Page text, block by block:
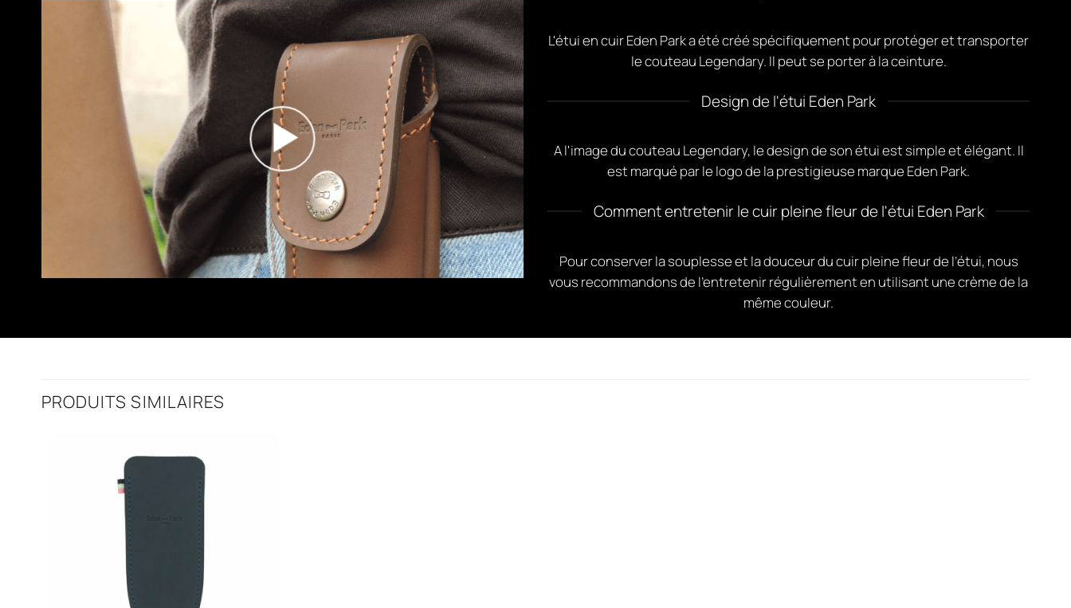
L'étui en cuir Eden Park a été créé spécifiquement pour protéger et transporter
le couteau Legendary. Il peut se porter à la ceinture.
Design de l'étui Eden Park
A l'image du couteau Legendary, le design de son étui est simple et élégant. Il
est marqué par le logo de la prestigieuse marque Eden Park.
Comment entretenir le cuir pleine fleur de l'étui Eden Park
Pour conserver la souplesse et la douceur du cuir pleine fleur de l’étui, nous
vous recommandons de l’entretenir régulièrement en utilisant une crème de la
même couleur.
PRODUITS SIMILAIRES